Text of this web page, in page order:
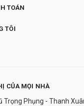
TOÁN
TÔI
CỦA MỌI NHÀ
Trọng Phụng - Thanh